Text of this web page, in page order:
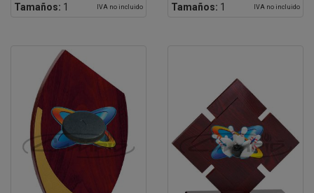
Tamaños: 1 IVA no incluido Tamaños: 1 IVA no incluido